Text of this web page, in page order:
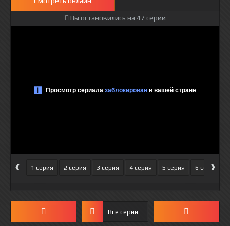
Вы остановились на 47 серии
‹ 1 серия 2 серия 3 серия 4 серия 5 серия 6 серия
›
Все серии